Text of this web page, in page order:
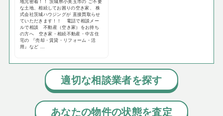
な土地、相続してお困りの空き家、 株
式会社茨城ハウジングが 直接買取らせ
ていただきます！！ 電話で相談メー
ルで相談 不動産（空き家）をお持ち
の方へ 空き家・相続不動産・中古住
宅の 『売却・賃貸・リフォーム・活
用』など ...
適切な相談業者を探す
あなたの物件の状態を査定